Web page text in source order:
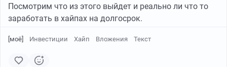
Посмотрим что из этого выйдет и реально ли что то
заработать в хайпах на долгосрок.
[моё] Инвестиции Хайп Вложения Текст